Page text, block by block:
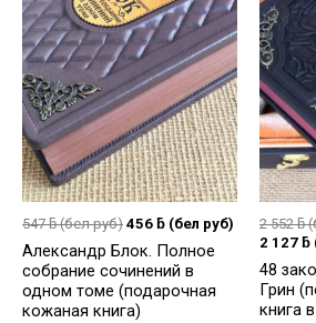
547ƃ(бел руб) 456 ƃ (бел руб)
Александр Блок. Полное
собрание сочинений в
одном томе (подарочная
кожаная книга)
2 552ƃ
2 127 ƃ
48
Грин
книга